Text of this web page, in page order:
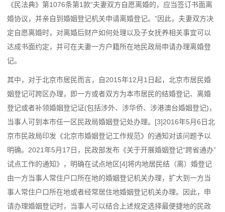
《民法典》第1076条第1款“夫妻双方自愿离婚的，应当签订书面离
婚协议，并亲自到婚姻登记机关申请离婚登记。”因此，夫妻双方决
定自愿离婚时，对离婚后财产如何处理以及子女抚养相关事宜可以
达成书面约定，并可在夫妻一方户籍所在地民政局申请办理离婚登
记。
其中，对于北京市居民而言，自2015年12月1日起，北京市居民婚
姻登记可跨区办理，即一方或者双方为本市居民的结婚登记、离婚
登记或者补领婚姻登记证(包括涉外、涉华侨、涉港澳台婚姻登记)，
当事人可到本市任一区民政局婚姻登记处办理。[3]2016年5月6日北
京市民政局印发《北京市婚姻登记工作规范》的通知对该问题予以
明确。2021年5月17日，民政部发布《关于开展婚姻登记“跨省通办”
试点工作的通知》，明确在试点地区[4]将内地居民结（离）婚登记
由一方当事人常住户口所在地的婚姻登记机关办理，扩大到一方当
事人常住户口所在地或者经常居住地婚姻登记机关办理。因此，申
请办理婚姻登记时，当事人可以结合上述规定选择最便捷地的民政